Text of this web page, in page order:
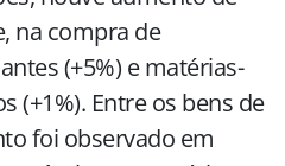
na compra de
(+5%) e matérias-
(+1%). Entre os bens de
foi observado em